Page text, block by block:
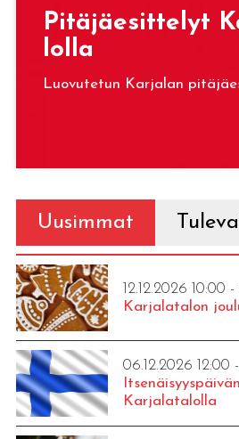
Pi­tä­jäe­sit­te­lyt
lol­la
Luovutetun Karjalan
Uusimmat
12.12.2026 10:00
Karjalatalon
06.12.2026 12:00
Karjalatalolla